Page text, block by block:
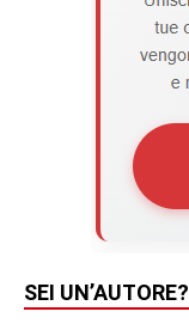
SEI UN’AUTORE?